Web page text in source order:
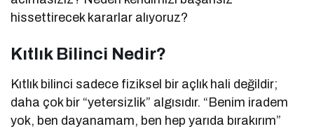
hissettirecek kararlar alıyoruz?
Kıtlık Bilinci Nedir?
Kıtlık bilinci sadece fiziksel bir açlık hali değildir;
daha çok bir “yetersizlik” algısıdır. “Benim iradem
yok, ben dayanamam, ben hep yarıda bırakırım”